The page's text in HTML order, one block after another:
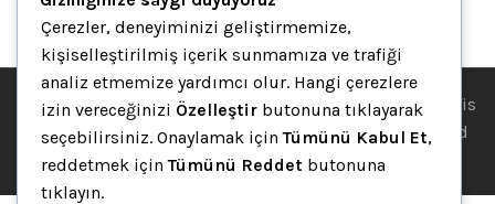
© 2002-2025 • Ategra Ofis Mobilyaları Ofis Masaları | Ofis
Mobilyaları | Karşılama Bankosu • Theme designed and
coded by Argeta Ofis Mobilyaları.
Çerezler, deneyiminizi geliştirmemize,
kişiselleştirilmiş içerik sunmamıza ve trafiği
analiz etmemize yardımcı olur. Hangi çerezlere
izin vereceğinizi Özelleştir butonuna tıklayarak
seçebilirsiniz. Onaylamak içinTümünü Kabul Et,
reddetmek içinTümünü Reddet butonuna
tıklayın.